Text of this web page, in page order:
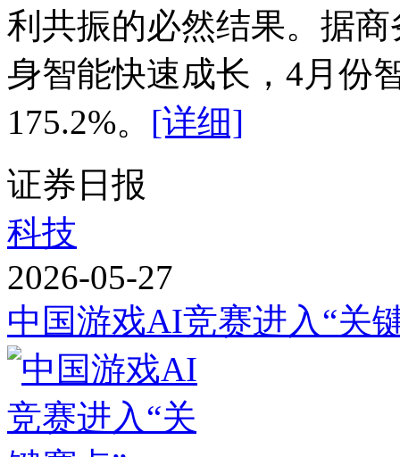
利共振的必然结果。据
身智能快速成长，4月份
175.2%。 [详细]
证券日报
科技
2026-05-27
中国游戏AI竞赛进入“关